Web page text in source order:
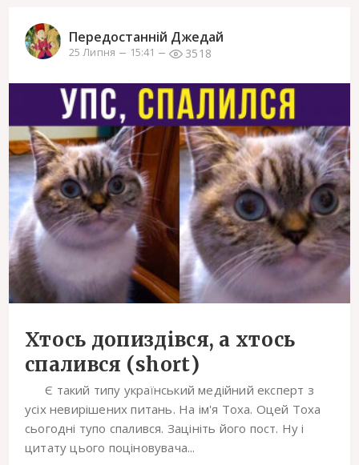
Передостанній Джедай
25 Липня 15:41 3518
Хтось допиздівся, а хтось
спалився (short)
Є такий типу український медійний експерт з
усіх невирішених питань. На ім'я Тоха. Оцей Тоха
сьогодні тупо спалився. Зацініть його пост. Ну і
цитату цього поціновувача...